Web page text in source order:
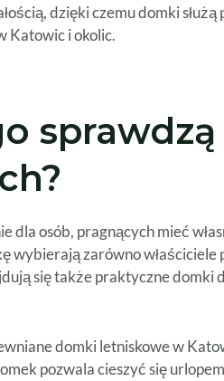
dzięki czemu domki
Katowic i okolic.
dla osób, pragnących mieć
wybierają zarówno
się także praktyczne domki
domki letniskowe w
pozwala cieszyć się